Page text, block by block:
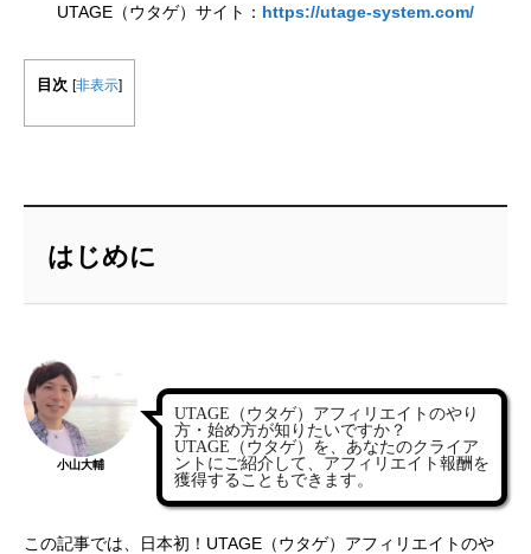
UTAGE（ウタゲ）サイト： https://utage-system.com/
目次 [非表示]
はじめに
小山大輔
UTAGE（ウタゲ）アフィリエイトのやり
方・始め方が知りたいですか？
UTAGE（ウタゲ）を、あなたのクライア
ントにご紹介して、アフィリエイト報酬を
獲得することもできます。
この記事では、日本初！ UTAGE （ウタゲ）アフィリエイトのや